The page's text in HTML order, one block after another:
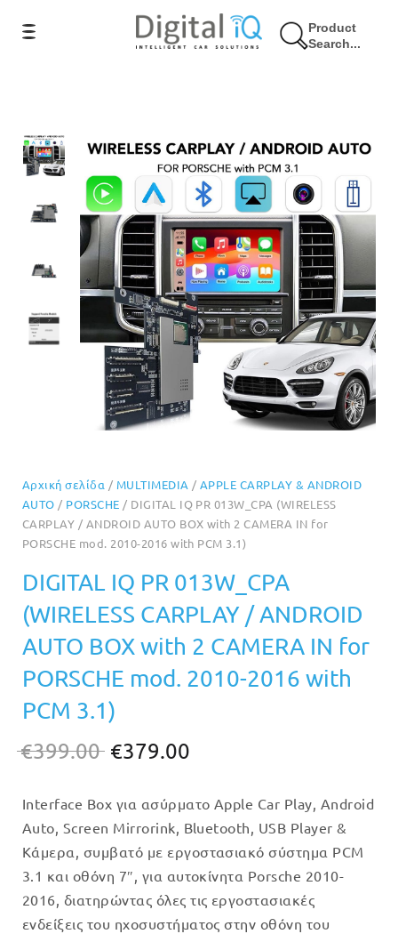
Product
Search...
5% Έκπτωση
Αρχική σελίδα / MULTIMEDIA / APPLE CARPLAY & ANDROID
AUTO / PORSCHE / DIGITAL IQ PR 013W_CPA (WIRELESS
CARPLAY / ANDROID AUTO BOX with 2 CAMERA IN for
PORSCHE mod. 2010-2016 with PCM 3.1)
DIGITAL IQ PR 013W_CPA
(WIRELESS CARPLAY / ANDROID
AUTO BOX with 2 CAMERA IN for
PORSCHE mod. 2010-2016 with
PCM 3.1)
€399.00 Original
was:
€399.00.
€379.00
τιμή
είναι:
€379.00.
Interface Box για ασύρματο Apple Car Play, Android
Auto, Screen Mirrorink, Bluetooth, USB Player &
Κάμερα, συμβατό με εργοστασιακό σύστημα PCM
3.1 και οθόνη 7″, για αυτοκίνητα Porsche 2010-
2016, διατηρώντας όλες τις εργοστασιακές
ενδείξεις του ηχοσυστήματος στην οθόνη του